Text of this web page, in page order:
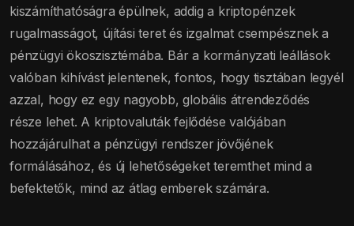
kiszámíthatóságra épülnek, addig a kriptopénzek
rugalmasságot, újítási teret és izgalmat csempésznek a
pénzügyi ökoszisztémába. Bár a kormányzati leállások
valóban kihívást jelentenek, fontos, hogy tisztában legyél
azzal, hogy ez egy nagyobb, globális átrendeződés
része lehet. A kriptovaluták fejlődése valójában
hozzájárulhat a pénzügyi rendszer jövőjének
formálásához, és új lehetőségeket teremthet mind a
befektetők, mind az átlag emberek számára.